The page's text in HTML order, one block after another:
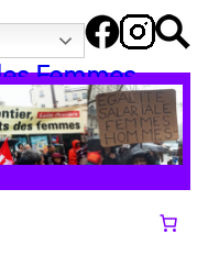
Femmes